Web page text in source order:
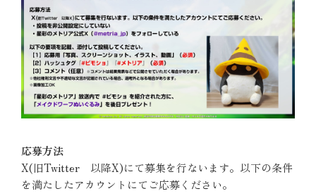
応募方法
X(旧Twitter 以降X)にて募集を行ないます。以下の条件
を満たしたアカウントにてご応募ください。